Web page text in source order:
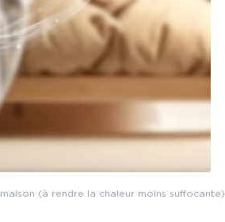
(à rendre la chaleur moins suffocante).